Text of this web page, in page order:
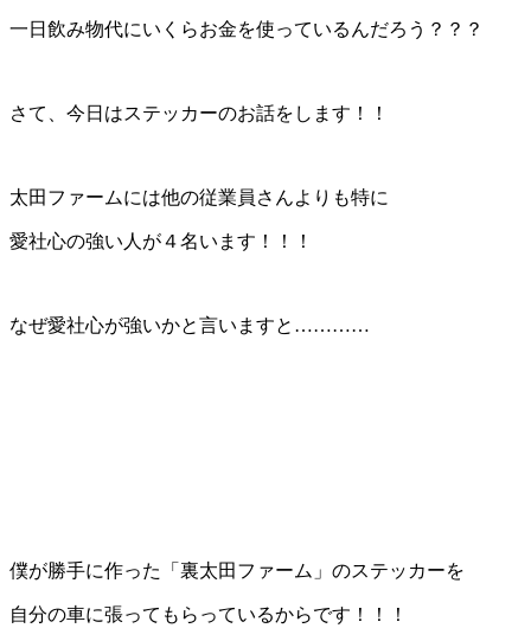
一日飲み物代にいくらお金を使っているんだろう？？？
さて、今日はステッカーのお話をします！！
太田ファームには他の従業員さんよりも特に
愛社心の強い人が４名います！！！
なぜ愛社心が強いかと言いますと…………
僕が勝手に作った「裏太田ファーム」のステッカーを
自分の車に張ってもらっているからです！！！